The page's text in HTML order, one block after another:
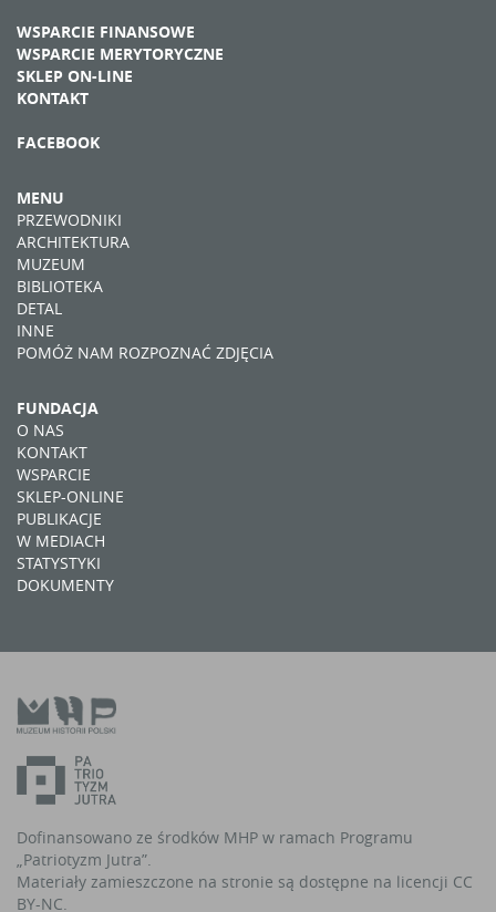
WSPARCIE FINANSOWE
WSPARCIE MERYTORYCZNE
SKLEP ON-LINE
KONTAKT
FACEBOOK
MENU
PRZEWODNIKI
ARCHITEKTURA
MUZEUM
BIBLIOTEKA
DETAL
INNE
POMÓŻ NAM ROZPOZNAĆ ZDJĘCIA
FUNDACJA
O NAS
KONTAKT
WSPARCIE
SKLEP-ONLINE
PUBLIKACJE
W MEDIACH
STATYSTYKI
DOKUMENTY
Dofinansowano ze środków MHP w ramach Programu
„Patriotyzm Jutra”.
Materiały zamieszczone na stronie są dostępne na licencji CC
BY-NC.